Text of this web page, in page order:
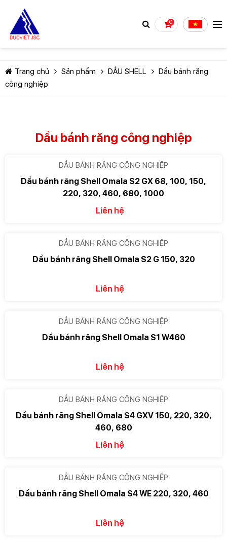
0
TIẾP TỤC MUA HÀNG
Trang chủ Sản phẩm DẦU SHELL
Dầu bánh răng
công nghiệp
Dầu bánh răng công nghiệp
DẦU BÁNH RĂNG CÔNG NGHIỆP
Dầu bánh răng Shell Omala S2 GX 68, 100, 150,
220, 320, 460, 680, 1000
Liên hệ
DẦU BÁNH RĂNG CÔNG NGHIỆP
Dầu bánh răng Shell Omala S2 G 150, 320
Liên hệ
DẦU BÁNH RĂNG CÔNG NGHIỆP
Dầu bánh răng Shell Omala S1 W460
Liên hệ
DẦU BÁNH RĂNG CÔNG NGHIỆP
Dầu bánh răng Shell Omala S4 GXV 150, 220, 320,
460, 680
Liên hệ
DẦU BÁNH RĂNG CÔNG NGHIỆP
Dầu bánh răng Shell Omala S4 WE 220, 320, 460
Liên hệ